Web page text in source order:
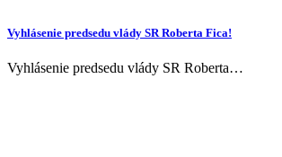
Vyhlásenie predsedu vlády SR Roberta Fica!
Vyhlásenie predsedu vlády SR Roberta…